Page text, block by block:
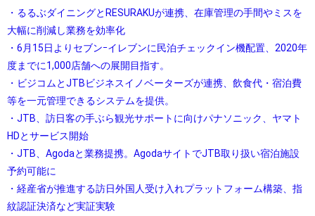
・るるぶダイニングとRESURAKUが連携、在庫管理の手間やミスを
大幅に削減し業務を効率化
・6月15日よりセブンｰイレブンに民泊チェックイン機配置、2020年
度までに1,000店舗への展開目指す。
・ビジコムとJTBビジネスイノベーターズが連携、飲食代・宿泊費
等を一元管理できるシステムを提供。
・JTB、訪日客の手ぶら観光サポートに向けパナソニック、ヤマト
HDとサービス開始
・JTB、Agodaと業務提携。AgodaサイトでJTB取り扱い宿泊施設
予約可能に
・経産省が推進する訪日外国人受け入れプラットフォーム構築、指
紋認証決済など実証実験